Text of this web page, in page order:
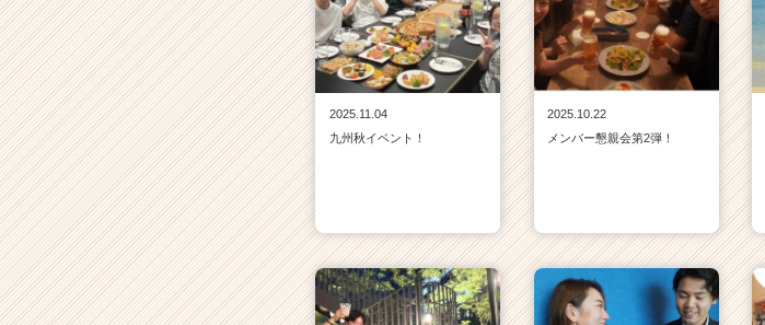
2025.11.04
九州秋イベント！
2025.10.22
メンバー懇親会第2弾！